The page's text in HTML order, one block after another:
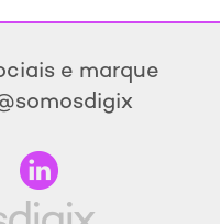
e marque